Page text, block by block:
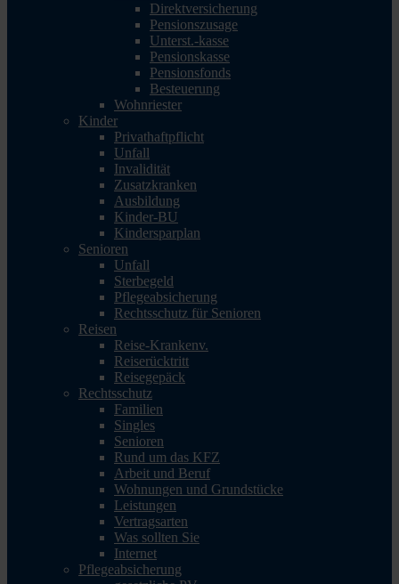
Direktversicherung
Pensionszusage
Unterst.-kasse
Pensionskasse
Pensionsfonds
Besteuerung
Wohnriester
Kinder
Privathaftpflicht
Unfall
Invalidität
Zusatzkranken
Ausbildung
Kinder-BU
Kindersparplan
Senioren
Unfall
Sterbegeld
Pflegeabsicherung
Rechtsschutz für Senioren
Reisen
Reise-Krankenv.
Reiserücktritt
Reisegepäck
Rechtsschutz
Familien
Singles
Senioren
Rund um das KFZ
Arbeit und Beruf
Wohnungen und Grundstücke
Leistungen
Vertragsarten
Was sollten Sie
Internet
Pflegeabsicherung